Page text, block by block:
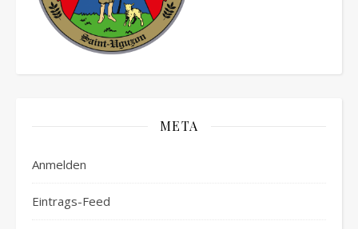
META
Anmelden
Eintrags-Feed